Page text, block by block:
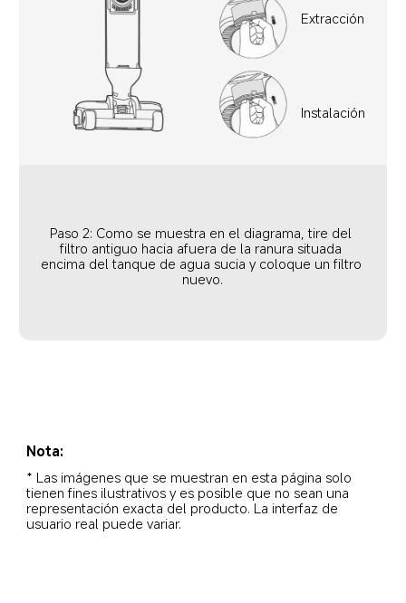
Extracción
Instalación
Paso 2: Como se muestra en el diagrama, tire del
filtro antiguo hacia afuera de la ranura situada
encima del tanque de agua sucia y coloque un filtro
nuevo.
Nota:
* Las imágenes que se muestran en esta página solo
tienen fines ilustrativos y es posible que no sean una
representación exacta del producto. La interfaz de
usuario real puede variar.